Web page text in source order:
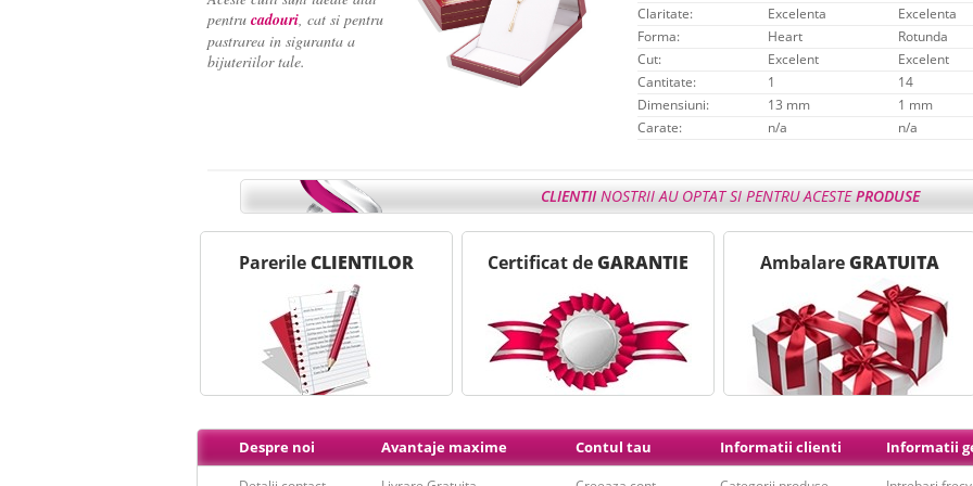
pentru cadouri, cat si pentru
pastrarea in siguranta a
bijuteriilor tale.
Claritate:
Excelenta
Excelenta
Forma:
Heart
Rotunda
Cut:
Excelent
Excelent
Cantitate:
1
14
Dimensiuni:
13 mm
1 mm
Carate:
n/a n/a
Ne face placere sa-ti reamintim Avantajele de care beneficiezi cumparandBijuteriile Safiria !
CLIENTIINOSTRII AU OPTAT SI PENTRU ACESTEPRODUSE
ParerileCLIENTILOR Certificat deGARANTIE AmbalareGRATUITA
Despre noi Avantaje maxime Contul tau Informatii clienti Informatii